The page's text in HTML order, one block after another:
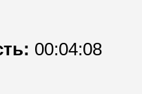
00:04:08